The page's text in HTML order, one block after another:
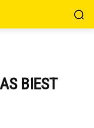
BIEST